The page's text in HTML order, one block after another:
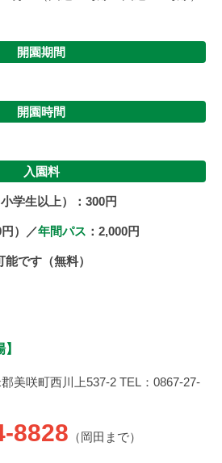
開園期間
開園時間
入園料
学生以上）：300円
）／年間パス ：2,000円
です（無料）
美咲町西川上537-2 TEL：0867-27-
8828 （岡田まで）